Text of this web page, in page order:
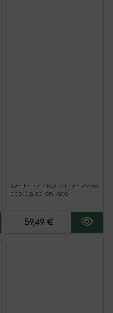
Aceite de oliva virgen extra
ecológico en lata
59,49 €